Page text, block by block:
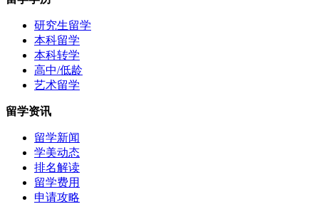
研究生留学
本科留学
本科转学
高中/低龄
艺术留学
留学资讯
留学新闻
学美动态
排名解读
留学费用
申请攻略